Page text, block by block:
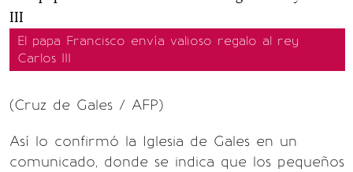
El papa Francisco envía valioso regalo al rey
Carlos III
(Cruz de Gales / AFP)
Así lo confirmó la Iglesia de Gales en un
comunicado, donde se indica que los pequeños